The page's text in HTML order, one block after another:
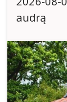
audrą